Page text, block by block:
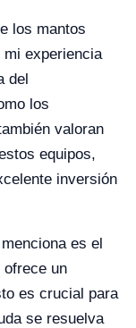
los mantos
experiencia
del
los
valoran
equipos,
inversión
es el
ofrece un
es crucial para
se resuelva